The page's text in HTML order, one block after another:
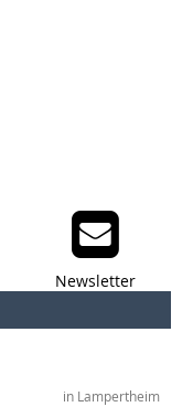
Newsletter
in Lampertheim